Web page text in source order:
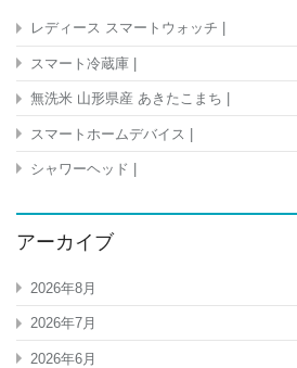
レディース スマートウォッチ |
スマート冷蔵庫 |
無洗米 山形県産 あきたこまち |
スマートホームデバイス |
シャワーヘッド |
アーカイブ
2026年8月
2026年7月
2026年6月